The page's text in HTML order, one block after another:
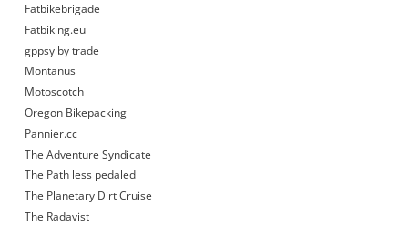
Fatbikebrigade
Fatbiking.eu
gppsy by trade
Montanus
Motoscotch
Oregon Bikepacking
Pannier.cc
The Adventure Syndicate
The Path less pedaled
The Planetary Dirt Cruise
The Radavist